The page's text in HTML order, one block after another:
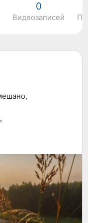
0
Видеозаписей
хочется,